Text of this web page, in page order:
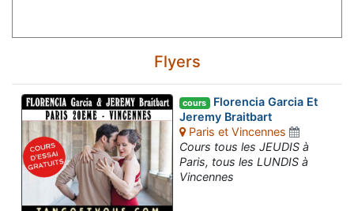
Flyers
cours Florencia Garcia Et
Jeremy Braitbart
Paris et Vincennes
Cours tous les JEUDIS à
Paris, tous les LUNDIS à
Vincennes